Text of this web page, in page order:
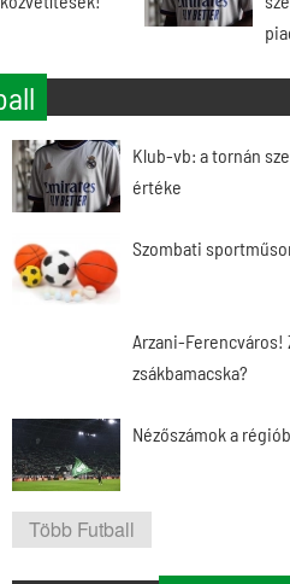
Klub-vb: a tornán
értéke
Szombati
Arzani-Ferencváros!
zsákbamacska?
Nézőszámok a
Több Futball